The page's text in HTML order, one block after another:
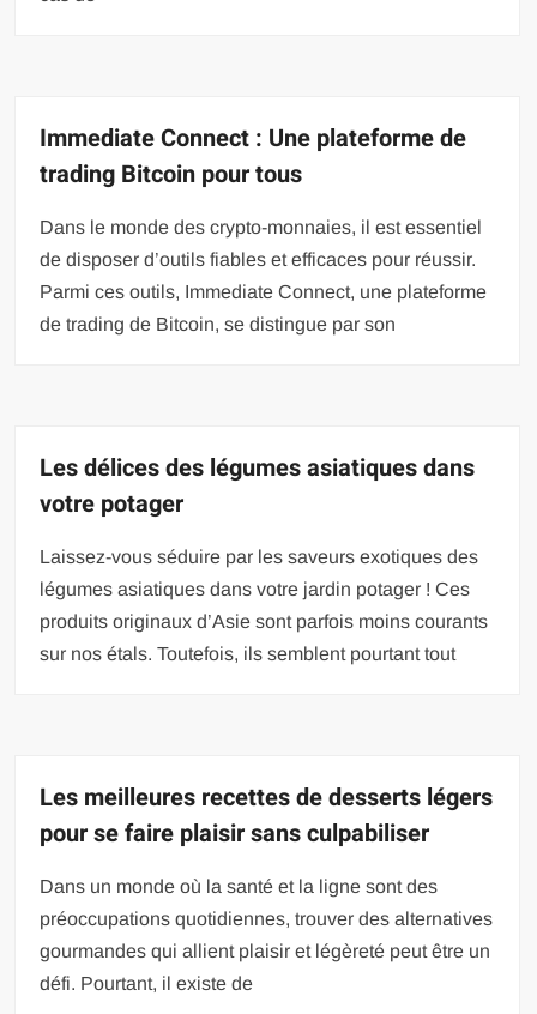
Immediate Connect : Une plateforme de
trading Bitcoin pour tous
Dans le monde des crypto-monnaies, il est essentiel
de disposer d’outils fiables et efficaces pour réussir.
Parmi ces outils, Immediate Connect, une plateforme
de trading de Bitcoin, se distingue par son
Les délices des légumes asiatiques dans
votre potager
Laissez-vous séduire par les saveurs exotiques des
légumes asiatiques dans votre jardin potager ! Ces
produits originaux d’Asie sont parfois moins courants
sur nos étals. Toutefois, ils semblent pourtant tout
Les meilleures recettes de desserts légers
pour se faire plaisir sans culpabiliser
Dans un monde où la santé et la ligne sont des
préoccupations quotidiennes, trouver des alternatives
gourmandes qui allient plaisir et légèreté peut être un
défi. Pourtant, il existe de